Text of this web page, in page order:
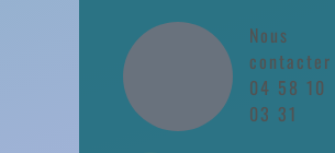
Nous
contacter
04 58 10
03 31